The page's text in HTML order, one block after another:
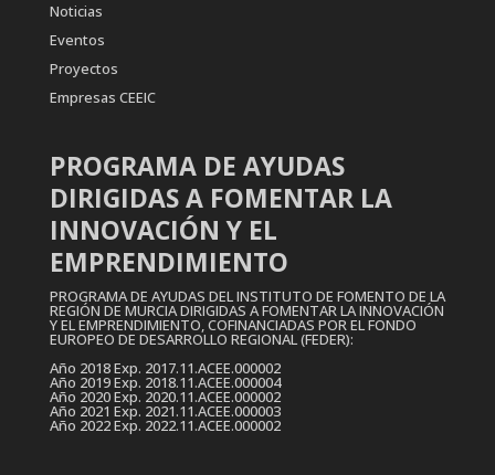
Noticias
Eventos
Proyectos
Empresas CEEIC
PROGRAMA DE AYUDAS
DIRIGIDAS A FOMENTAR LA
INNOVACIÓN Y EL
EMPRENDIMIENTO
PROGRAMA DE AYUDAS DEL INSTITUTO DE FOMENTO DE LA
REGIÓN DE MURCIA DIRIGIDAS A FOMENTAR LA INNOVACIÓN
Y EL EMPRENDIMIENTO, COFINANCIADAS POR EL FONDO
EUROPEO DE DESARROLLO REGIONAL (FEDER):
Año 2018 Exp. 2017.11.ACEE.000002
Año 2019 Exp. 2018.11.ACEE.000004
Año 2020 Exp. 2020.11.ACEE.000002
Año 2021 Exp. 2021.11.ACEE.000003
Año 2022 Exp. 2022.11.ACEE.000002